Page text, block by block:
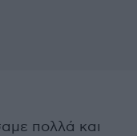
πολλά και